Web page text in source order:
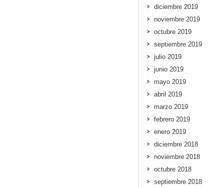
diciembre 2019
noviembre 2019
octubre 2019
septiembre 2019
julio 2019
junio 2019
mayo 2019
abril 2019
marzo 2019
febrero 2019
enero 2019
diciembre 2018
noviembre 2018
octubre 2018
septiembre 2018